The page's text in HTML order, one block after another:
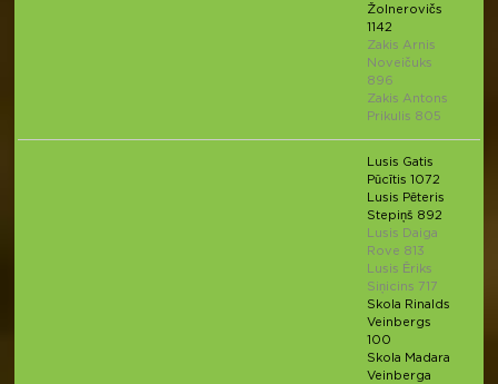
Žolnerovičs
1142
Zakis Arnis
Noveičuks
896
Zakis Antons
Prikulis 805
Lusis Gatis
Pūcītis 1072
Lusis Pēteris
Stepiņš 892
Lusis Daiga
Rove 813
Lusis Ēriks
Siņicins 717
Skola Rinalds
Veinbergs
100
Skola Madara
Veinberga